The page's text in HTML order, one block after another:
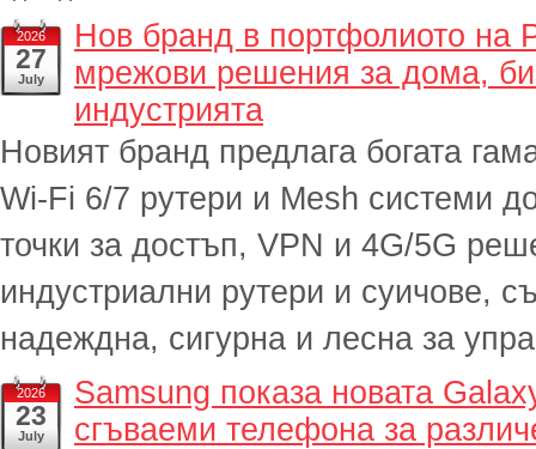
2026
27
July
Нов бранд в портфолиото на
мрежови решения за дома,
индустрията
Новият бранд предлага богата
Wi-Fi 6/7 рутери и Mesh системи
точки за достъп, VPN и 4G/5G
индустриални рутери и суичове,
надеждна, сигурна и лесна за
2026
23
July
Samsung показа новата
сгъваеми телефона за